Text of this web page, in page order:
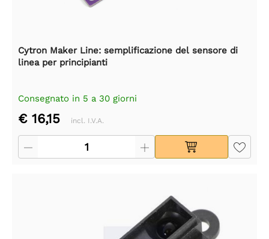
Cytron Maker Line: semplificazione del sensore di
linea per principianti
Consegnato in 5 a 30 giorni
€ 16,15 incl. I.V.A.